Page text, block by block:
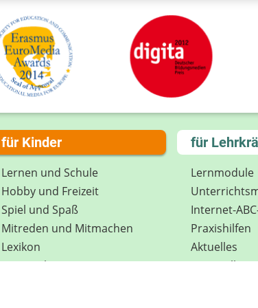
für Kinder
Lernen und Schule
Hobby und Freizeit
Spiel und Spaß
Mitreden und Mitmachen
Lexikon
Datenschutz
für
Lernmodule
Internet-
Praxishilfen
Aktuelles